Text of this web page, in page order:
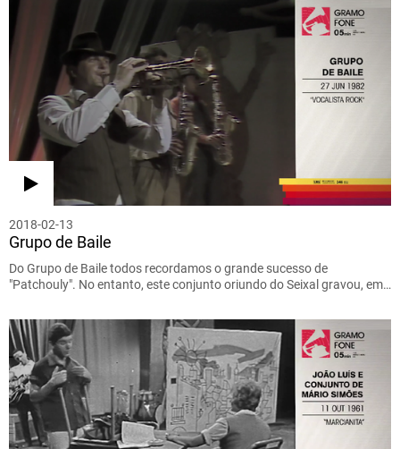
2018-02-13
Grupo de Baile
Do Grupo de Baile todos recordamos o grande sucesso de
"Patchouly". No entanto, este conjunto oriundo do Seixal gravou, em…